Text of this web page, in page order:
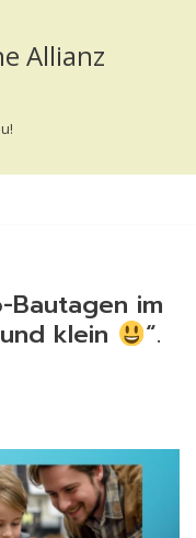
Allianz
Bautagen im
klein “.